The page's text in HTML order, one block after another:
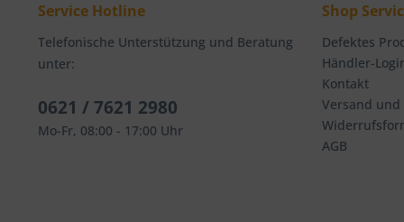
Service Hotline
Telefonische Unterstützung und Beratung
unter:
0621 / 7621 2980
Mo-Fr, 08:00 - 17:00 Uhr
Shop
Defektes
Händler-
Kontakt
Versand
AGB